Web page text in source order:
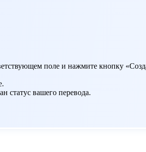
поле и нажмите кнопку
статус вашего перевода.